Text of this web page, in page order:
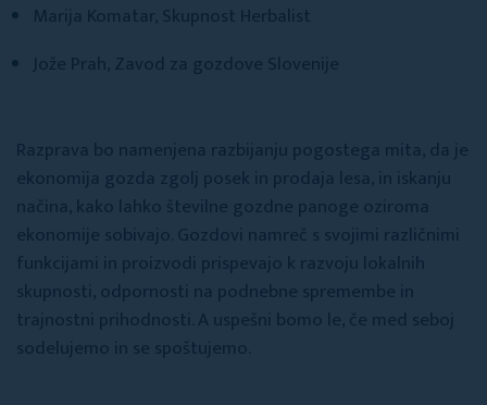
Marija Komatar, Skupnost Herbalist
Jože Prah, Zavod za gozdove Slovenije
Razprava bo namenjena razbijanju pogostega mita, da je
ekonomija gozda zgolj posek in prodaja lesa, in iskanju
načina, kako lahko številne gozdne panoge oziroma
ekonomije sobivajo. Gozdovi namreč s svojimi različnimi
funkcijami in proizvodi prispevajo k razvoju lokalnih
skupnosti, odpornosti na podnebne spremembe in
trajnostni prihodnosti. A uspešni bomo le, če med seboj
sodelujemo in se spoštujemo.